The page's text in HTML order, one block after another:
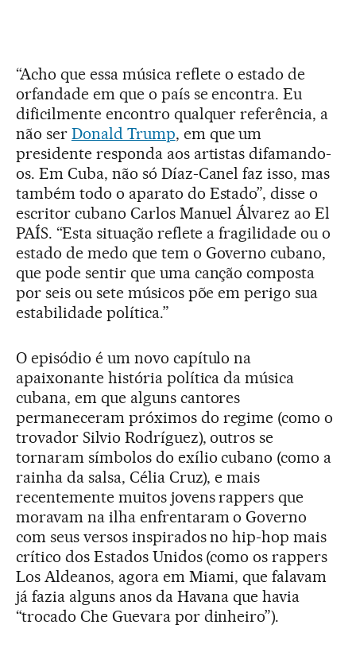
“Acho que essa música reflete o estado de
orfandade em que o país se encontra. Eu
dificilmente encontro qualquer referência, a
não ser Donald Trump, em que um
presidente responda aos artistas difamando-
os. Em Cuba, não só Díaz-Canel faz isso, mas
também todo o aparato do Estado”, disse o
escritor cubano Carlos Manuel Álvarez ao El
PAÍS. “Esta situação reflete a fragilidade ou o
estado de medo que tem o Governo cubano,
que pode sentir que uma canção composta
por seis ou sete músicos põe em perigo sua
estabilidade política.”
O episódio é um novo capítulo na
apaixonante história política da música
cubana, em que alguns cantores
permaneceram próximos do regime (como o
trovador Silvio Rodríguez), outros se
tornaram símbolos do exílio cubano (como a
rainha da salsa, Célia Cruz), e mais
recentemente muitos jovens rappers que
moravam na ilha enfrentaram o Governo
com seus versos inspirados no hip-hop mais
crítico dos Estados Unidos (como os rappers
Los Aldeanos, agora em Miami, que falavam
já fazia alguns anos da Havana que havia
“trocado Che Guevara por dinheiro”).